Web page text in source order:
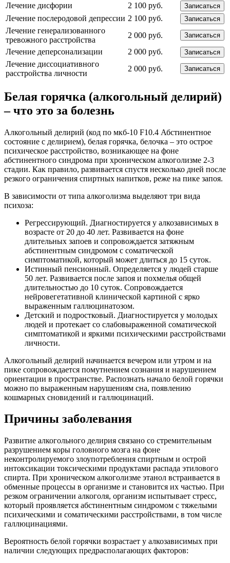
Лечение дисфории 2 100 руб. Записаться
Лечение послеродовой депрессии 2 100 руб. Записаться
Лечение генерализованного
тревожного расстройства
2 000 руб. Записаться
Лечение деперсонализации 2 000 руб. Записаться
Лечение диссоциативного
расстройства личности
2 000 руб. Записаться
Белая горячка (алкогольный делирий)
– что это за болезнь
Алкогольный делирий (код по мкб-10 F10.4 Абстинентное
состояние с делирием), белая горячка, белочка – это острое
психическое расстройство, возникающее на фоне
абстинентного синдрома при хроническом алкоголизме 2-3
стадии. Как правило, развивается спустя несколько дней после
резкого ограничения спиртных напитков, реже на пике запоя.
В зависимости от типа алкоголизма выделяют три вида
психоза:
Регрессирующий. Диагностируется у алкозависимых в
возрасте от 20 до 40 лет. Развивается на фоне
длительных запоев и сопровождается затяжным
абстинентным синдромом с соматической
симптоматикой, который может длиться до 15 суток.
Истинный пенсионный. Определяется у людей старше
50 лет. Развивается после запоя и похмелья общей
длительностью до 10 суток. Сопровождается
нейровегетативной клинической картиной с ярко
выраженным галлюцинатозом.
Детский и подростковый. Диагностируется у молодых
людей и протекает со слабовыраженной соматической
симптоматикой и яркими психическими расстройствами
личности.
Алкогольный делирий начинается вечером или утром и на
пике сопровождается помутнением сознания и нарушением
ориентации в пространстве. Распознать начало белой горячки
можно по выраженным нарушениям сна, появлению
кошмарных сновидений и галлюцинаций.
Причины заболевания
Развитие алкогольного делирия связано со стремительным
разрушением коры головного мозга на фоне
неконтролируемого злоупотребления спиртным и острой
интоксикации токсическими продуктами распада этилового
спирта. При хроническом алкоголизме этанол встраивается в
обменные процессы в организме и становится их частью. При
резком ограничении алкоголя, организм испытывает стресс,
который проявляется абстинентным синдромом с тяжелыми
психическими и соматическими расстройствами, в том числе
галлюцинациями.
Вероятность белой горячки возрастает у алкозависимых при
наличии следующих предрасполагающих факторов: